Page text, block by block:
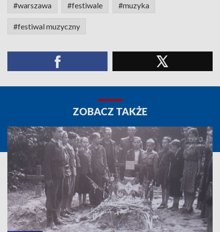
#warszawa #festiwale #muzyka
#festiwal muzyczny
ZOBACZ TAKŻE